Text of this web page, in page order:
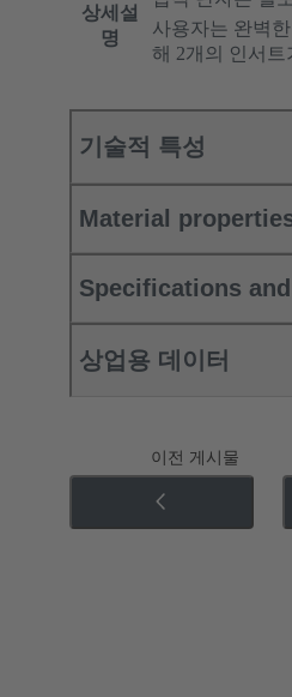
상세설
명
사용자는 완벽
해 2개의 인서
기술적 특성
Material
Specifications
상업용 데이터
이전 게시물